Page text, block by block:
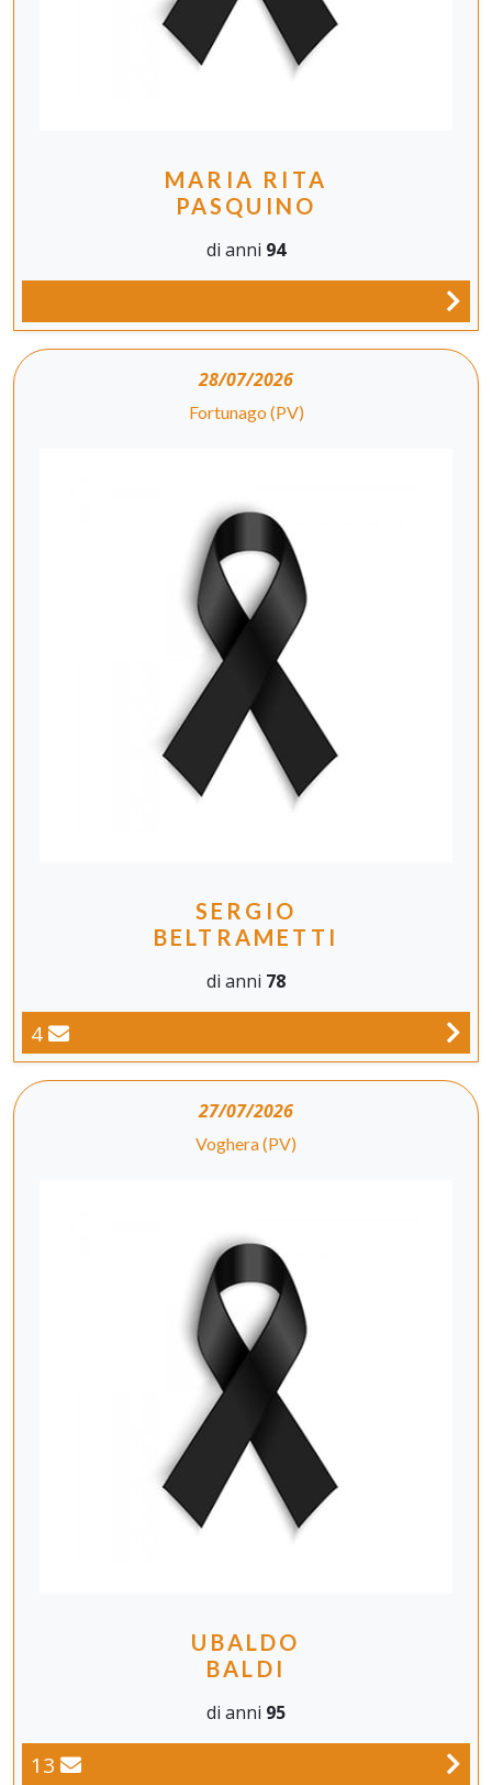
MARIA RITA
PASQUINO
di anni 94
28/07/2026
Fortunago (PV)
SERGIO
BELTRAMETTI
di anni 78
4
27/07/2026
Voghera (PV)
UBALDO
BALDI
di anni 95
13